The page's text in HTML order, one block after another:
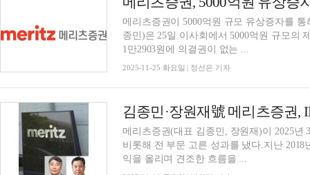
메리츠증권이 5000억원 규모 유상증자를
종민)은 25일 이사회에서 5000억원 규모의
1만2903원에 의결권이 없는 ...
2025-11-25 화요일 | 정선은 기자
메리츠증권(대표 김종민, 장원재)이 2025
비롯해 전 부문 고른 성과를 냈다.지난
익을 올리며 견조한 흐름을 ...